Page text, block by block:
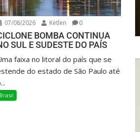
07/08/2026 Ketlen 0
BOMBA CONTINUA
SUL E SUDESTE DO PAÍS
faixa no litoral do país que se
do estado de São Paulo até
Brasil